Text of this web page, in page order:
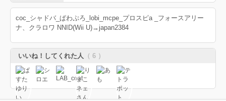
coc_シャドバ_ぱわぷろ_lobi_mcpe_プロスピa _フォースアリー
ナ、クラロワ NNID(Wii U)→japan2384
いいね！してくれた人 （ 6 ）